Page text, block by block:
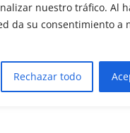
nuestro tráfico. Al
da su consentimiento a
Rechazar todo